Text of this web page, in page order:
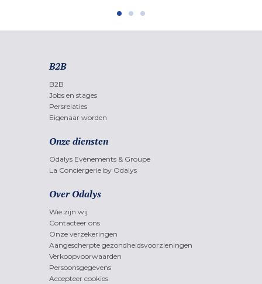
B2B
B2B
Jobs en stages
Persrelaties
Eigenaar worden
Onze diensten
Odalys Evènements & Groupe
La Conciergerie by Odalys
Over Odalys
Wie zijn wij
Contacteer ons
Onze verzekeringen
Aangescherpte gezondheidsvoorzieningen
Verkoopvoorwaarden
Persoonsgegevens
Accepteer cookies